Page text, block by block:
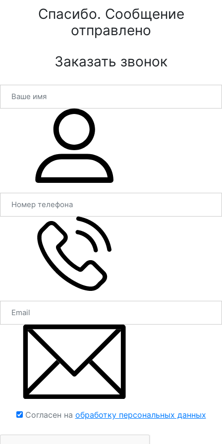
Спасибо. Сообщение
отправлено
Заказать звонок
Согласен на обработку персональных данных